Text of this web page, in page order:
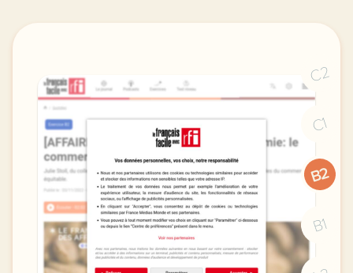
C2
C1
B2
B1